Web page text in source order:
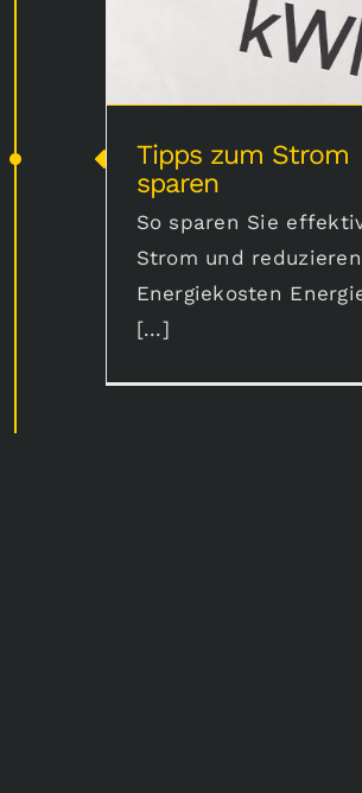
Tipps zum Strom
sparen
So sparen Sie
Strom und
Energiekosten
[...]